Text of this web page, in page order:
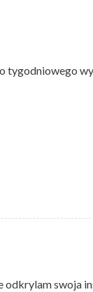
tygodniowego
swoja